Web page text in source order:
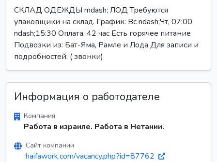
СКЛАД ОДЕЖДЫ mdash; ЛОД Требуются
упаковщики на склад. График: Вс ndash;Чт, 07:00
ndash;15:30 Оплата: 42 час Есть горячее питание
Подвозки из: Бат-Яма, Рамле и Лода Для записи и
подробностей: ( звонки)
Информация о работодателе
Компания
Работа в израиле. Работа в Нетании.
Сайт компании
haifawork.com/vacancy.php?id=87762